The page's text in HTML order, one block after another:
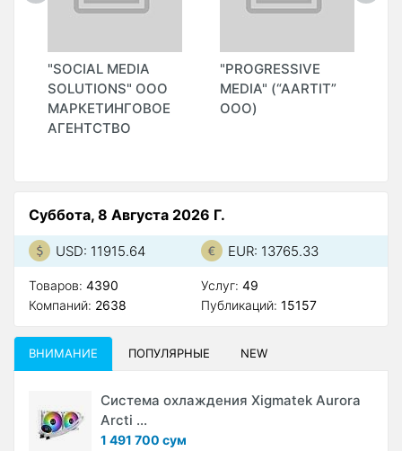
"SOCIAL MEDIA
SOLUTIONS" ООО
МАРКЕТИНГОВОЕ
АГЕНТСТВО
"PROGRESSIVE
MEDIA" (“AARTIT”
ООО)
Суббота, 8 Августа 2026 Г.
USD: 11915.64 EUR: 13765.33
Товаров: 4390
Компаний: 2638
Услуг: 49
Публикаций: 15157
ВНИМАНИЕ ПОПУЛЯРНЫЕ NEW
Система охлаждения Xigmatek Aurora
Arcti ...
1 491 700 сум